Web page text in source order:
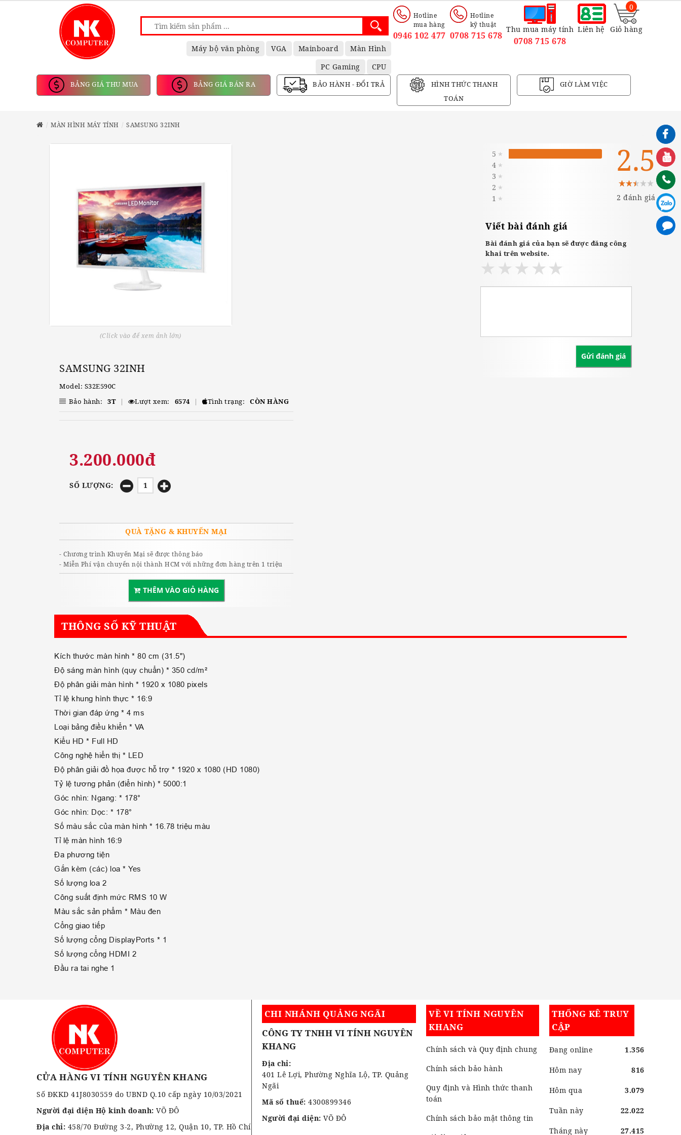
Máy bộ văn phòng VGA Mainboard
Màn Hình
PC Gaming
CPU
Hotline
mua hàng
0946 102 477
Hotline
kỹ thuật
0708 715 678
Thu mua máy tính
0708 715 678
Liên hệ Giỏ hàng
0
BẢNG GIÁ THU MUA BẢNG GIÁ BÁN RA BẢO HÀNH - ĐỔI TRẢ
HÌNH THỨC THANH
TOÁN
GIỜ LÀM VIỆC
MÀN HÌNH MÁY TÍNH SAMSUNG 32INH
(Click vào để xem ảnh lớn)
SAMSUNG 32INH
Model: S32E590C
Bảo hành:
3T | Lượt xem: 6574 | Tình trạng: CÒN HÀNG
3.200.000đ
SỐ LƯỢNG:
QUÀ TẶNG & KHUYẾN MẠI
- Chương trình Khuyến Mại sẽ được thông báo
- Miễn Phí vận chuyển nội thành HCM với những đơn hàng trên 1 triệu
THÊM VÀO GIỎ HÀNG
5 ★
4 ★
3 ★
2 ★
1 ★
2.5
2 đánh giá
Viết bài đánh giá
Bài đánh giá của bạn sẽ được đăng công
khai trên website.
THÔNG SỐ KỸ THUẬT
Kích thước màn hình * 80 cm (31.5")
Độ sáng màn hình (quy chuẩn) * 350 cd/m²
Độ phân giải màn hình * 1920 x 1080 pixels
Tỉ lệ khung hình thực * 16:9
Thời gian đáp ứng * 4 ms
Loại bảng điều khiển * VA
Kiểu HD * Full HD
Công nghệ hiển thị * LED
Độ phân giải đồ họa được hỗ trợ * 1920 x 1080 (HD 1080)
Tỷ lệ tương phản (điển hình) * 5000:1
Góc nhìn: Ngang: * 178°
Góc nhìn: Dọc: * 178°
Số màu sắc của màn hình * 16.78 triệu màu
Tỉ lệ màn hình 16:9
Đa phương tiện
Gắn kèm (các) loa * Yes
Số lượng loa 2
Công suất định mức RMS 10 W
Màu sắc sản phẩm * Màu đen
Cổng giao tiếp
Số lượng cổng DisplayPorts * 1
Số lượng cổng HDMI 2
Đầu ra tai nghe 1
CỬA HÀNG VI TÍNH NGUYÊN KHANG
Số ĐKKD 41J8030559 do UBND Q.10 cấp ngày 10/03/2021
Người đại diện Hộ kinh doanh: VÕ ĐÔ
Địa chỉ: 458/70 Đường 3-2, Phường 12, Quận 10, TP. Hồ Chí
CHI NHÁNH QUẢNG NGÃI
CÔNG TY TNHH VI TÍNH NGUYÊN
KHANG
Địa chỉ:
401 Lê Lợi, Phường Nghĩa Lộ, TP. Quảng
Ngãi
Mã số thuế:4300899346
Người đại diện: VÕ ĐÔ
VỀ VI TÍNH NGUYÊN
KHANG
Chính sách và Quy định chung
Chính sách bảo hành
Quy định và Hình thức thanh
toán
Chính sách bảo mật thông tin
THỐNG KÊ TRUY
CẬP
Đang online 1.356
Hôm nay 816
Hôm qua 3.079
Tuần này 22.022
Tháng này 27.415